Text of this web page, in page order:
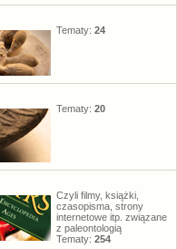
Tematy: 24
Tematy: 20
Czyli filmy, książki,
czasopisma, strony
internetowe itp. związane
z paleontologią
Tematy: 254